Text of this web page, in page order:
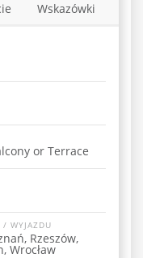
Wskazówki
or Terrace
/ WYJAZDU
Rzeszów,
Wrocław